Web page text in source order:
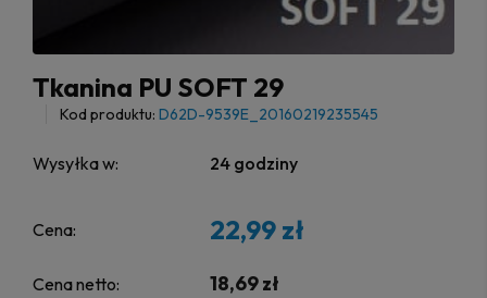
Tkanina PU SOFT 29
Kod produktu: D62D-9539E_20160219235545
Wysyłka w: 24 godziny
Cena: 22,99 zł
Cena netto: 18,69 zł